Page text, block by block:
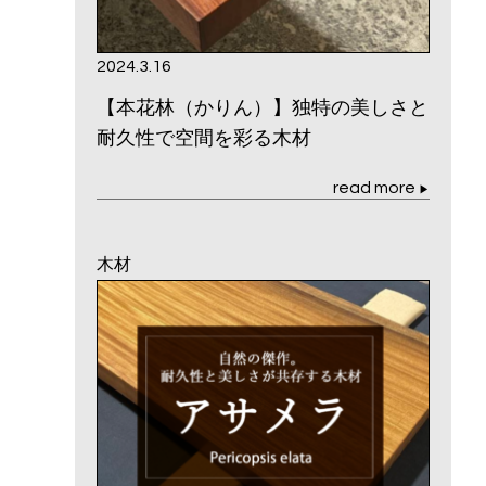
2024.3.16
【本花林（かりん）】独特の美しさと
耐久性で空間を彩る木材
read more ▶
木材